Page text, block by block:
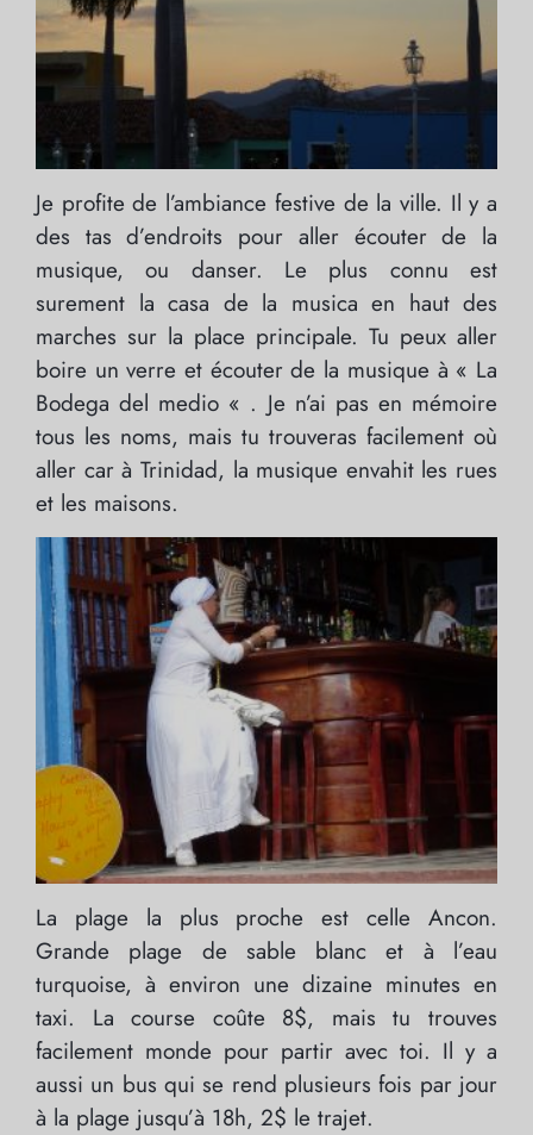
Je profite de l’ambiance festive de la ville. Il y a
des tas d’endroits pour aller écouter de la
musique, ou danser. Le plus connu est
surement la casa de la musica en haut des
marches sur la place principale. Tu peux aller
boire un verre et écouter de la musique à « La
Bodega del medio « . Je n’ai pas en mémoire
tous les noms, mais tu trouveras facilement où
aller car à Trinidad, la musique envahit les rues
et les maisons.
La plage la plus proche est celle Ancon.
Grande plage de sable blanc et à l’eau
turquoise, à environ une dizaine minutes en
taxi. La course coûte 8$, mais tu trouves
facilement monde pour partir avec toi. Il y a
aussi un bus qui se rend plusieurs fois par jour
à la plage jusqu’à 18h, 2$ le trajet.